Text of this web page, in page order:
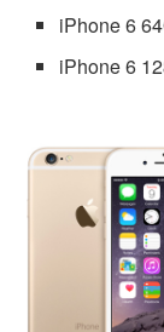
iPhone 6
iPhone 6